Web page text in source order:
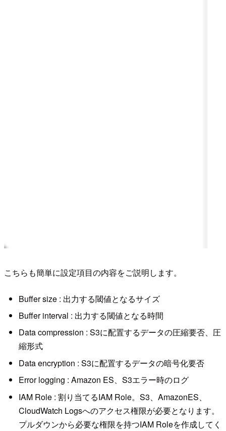
こちらも簡単に設定項目の内容をご説明します。
Buffer size : 出力する閾値となるサイズ
Buffer interval : 出力する閾値となる時間
Data compression : S3に配置するデータの圧縮要否、圧
縮形式
Data encryption : S3に配置するデータの暗号化要否
Error logging : Amazon ES、S3エラー時のログ
IAM Role : 割り当てるIAM Role。S3、AmazonES、
CloudWatch Logsへのアクセス権限が必要となります。
プルダウンから必要な権限を持つIAM Roleを作成してく